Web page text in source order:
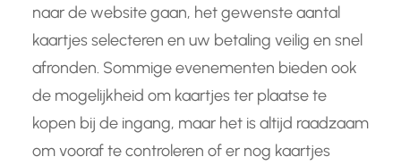
naar de website gaan, het gewenste aantal
kaartjes selecteren en uw betaling veilig en snel
afronden. Sommige evenementen bieden ook
de mogelijkheid om kaartjes ter plaatse te
kopen bij de ingang, maar het is altijd raadzaam
om vooraf te controleren of er nog kaartjes